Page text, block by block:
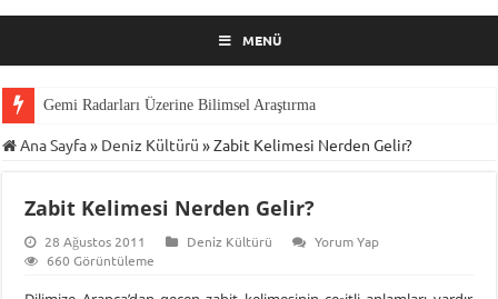
MENÜ
Gemi Radarları Üzerine Bilimsel Araştırma
Ana Sayfa» Deniz Kültürü »Zabit Kelimesi Nerden Gelir?
Zabit Kelimesi Nerden Gelir?
28 Ağustos 2011 Deniz Kültürü
Yorum Yap
660 Görüntüleme